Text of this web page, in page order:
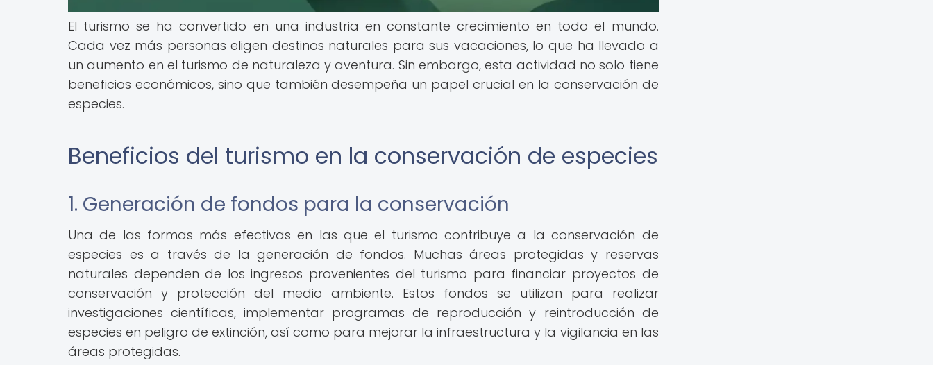
El turismo se ha convertido en una industria en constante crecimiento en todo el mundo.
Cada vez más personas eligen destinos naturales para sus vacaciones, lo que ha llevado a
un aumento en el turismo de naturaleza y aventura. Sin embargo, esta actividad no solo tiene
beneficios económicos, sino que también desempeña un papel crucial en la conservación de
especies.
Beneficios del turismo en la conservación de especies
1. Generación de fondos para la conservación
Una de las formas más efectivas en las que el turismo contribuye a la conservación de
especies es a través de la generación de fondos. Muchas áreas protegidas y reservas
naturales dependen de los ingresos provenientes del turismo para financiar proyectos de
conservación y protección del medio ambiente. Estos fondos se utilizan para realizar
investigaciones científicas, implementar programas de reproducción y reintroducción de
especies en peligro de extinción, así como para mejorar la infraestructura y la vigilancia en las
áreas protegidas.